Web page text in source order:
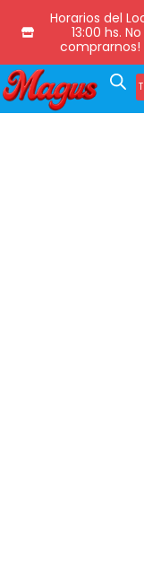
Horarios del
13:00 hs.
comprarnos!